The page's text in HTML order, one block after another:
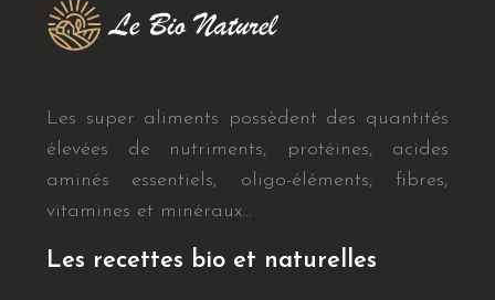
Les super aliments possèdent des quantités
élevées de nutriments, protéines, acides
aminés essentiels, oligo-éléments, fibres,
vitamines et minéraux…
Les recettes bio et naturelles